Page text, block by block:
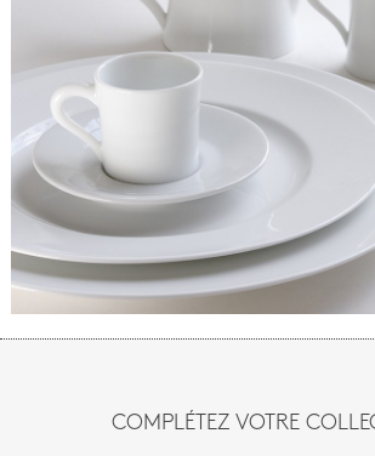
COMPLÉTEZ VOTRE